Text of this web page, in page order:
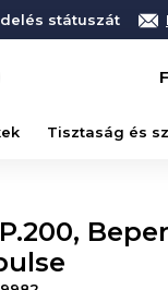
státuszát
Tisztaság és